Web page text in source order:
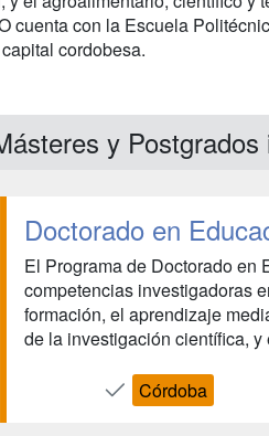
cuenta con la Escuela
cordobesa.
y
Doctorado en
El Programa de Doctorado en
competencias investigadoras
formación, el aprendizaje
de la investigación científica,
Córdoba